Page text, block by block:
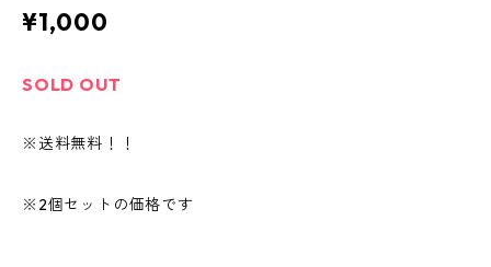
¥1,000
SOLD OUT
※送料無料！！
※2個セットの価格です